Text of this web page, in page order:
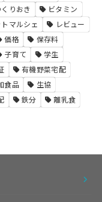
りおき
ビタミン
マルシェ
レビュー
価格
保存料
子育て
学生
有機野菜宅配
食品
生協
鉄分
離乳食